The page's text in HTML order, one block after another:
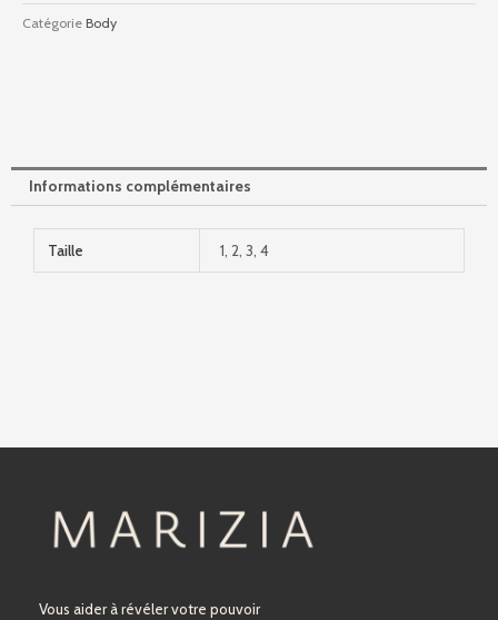
Catégorie Body
Informations complémentaires
Taille 1, 2, 3, 4
Vous aider à révéler votre pouvoir